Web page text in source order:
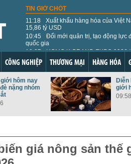
TIN GIỜ CHÓT
11:18
Xuất khẩu hàng hóa của Việt
15,86 tỷ USD
10:45
Đổi mới quản trị, tạo động lực
quốc gia
10:07
HCMC K-BRAND EXPO 2026
nghiệp Việt - Hàn
09:46
Việt Nam - Australia: Mở
09:36
Ngày 10/8: Giá bạc đồng loạt
09:33
Tổng Bí thư, Chủ tịch nước Tô
nước tới Australia
Tồn kho khí đốt châu Âu
CÔNG NGHIỆP THƯƠNG MẠI HÀNG HÓA
hôm nay
nặng nhóm
Diễn
giới
giá nông sản thế